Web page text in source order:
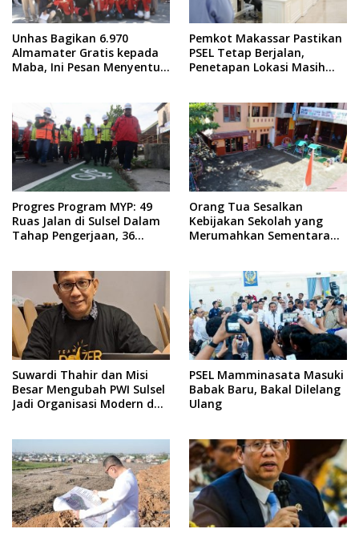
Unhas Bagikan 6.970
Almamater Gratis kepada
Maba, Ini Pesan Menyentuh
Pemkot Makassar Pastikan
PSEL Tetap Berjalan,
Penetapan Lokasi Masih
Progres Program MYP: 49
Ruas Jalan di Sulsel Dalam
Tahap Pengerjaan, 36
Orang Tua Sesalkan
Kebijakan Sekolah yang
Merumahkan Sementara
Suwardi Thahir dan Misi
Besar Mengubah PWI Sulsel
Jadi Organisasi Modern dan
PSEL Mamminasata Masuki
Babak Baru, Bakal Dilelang
Ulang